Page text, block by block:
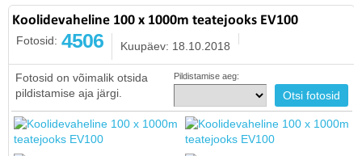
Koolidevaheline 100 x 1000m teatejooks EV100
Fotosid: 4506 Kuupäev: 18.10.2018
Fotosid on võimalik otsida
pildistamise aja järgi.
Pildistamise aeg: